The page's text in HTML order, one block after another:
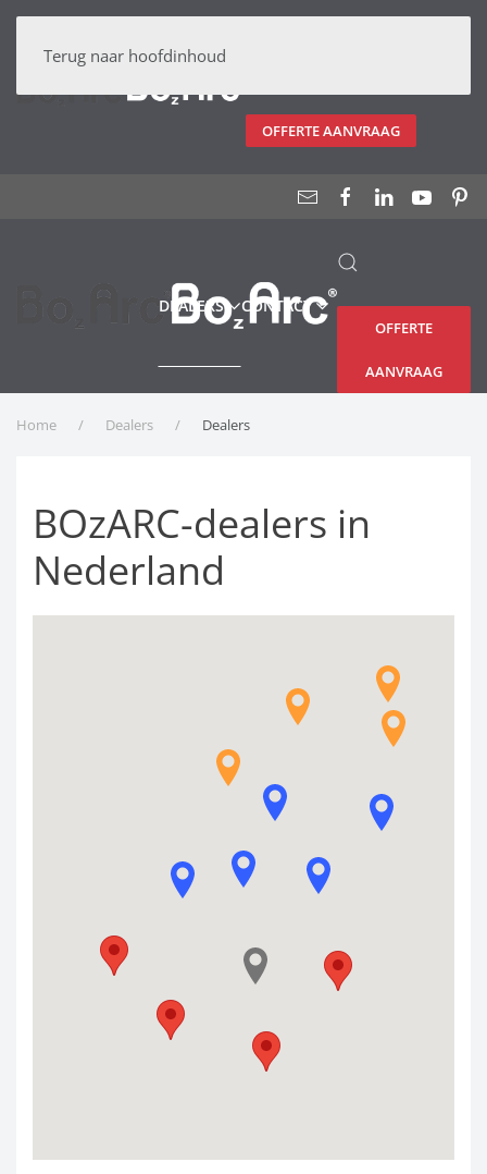
Terug naar hoofdinhoud
OFFERTE AANVRAAG
DEALERS CONTACT
OFFERTE
AANVRAAG
Home Dealers Dealers
BOzARC-dealers in
Nederland